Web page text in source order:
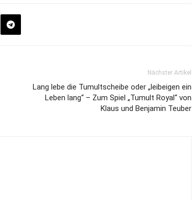
Nächster Artikel
Lang lebe die Tumultscheibe oder „leibeigen ein
Leben lang“ – Zum Spiel „Tumult Royal“ von
Klaus und Benjamin Teuber